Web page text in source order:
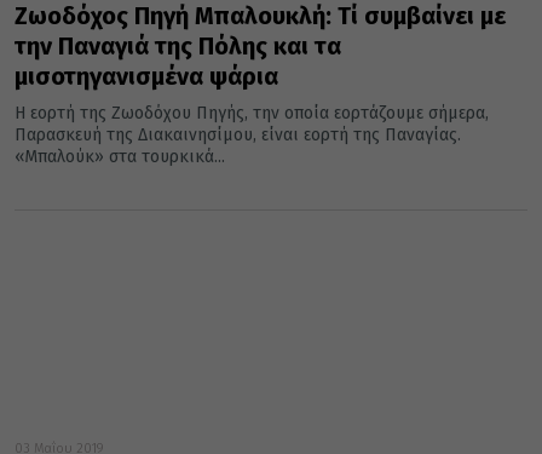
Ζωοδόχος Πηγή Μπαλουκλή: Τί συμβαίνει με
την Παναγιά της Πόλης και τα
μισοτηγανισμένα ψάρια
Η εορτή της Ζωοδόχου Πηγής, την οποία εορτάζουμε σήμερα,
Παρασκευή της Διακαινησίμου, είναι εορτή της Παναγίας.
«Μπαλούκ» στα τουρκικά...
03 Μαΐου 2019